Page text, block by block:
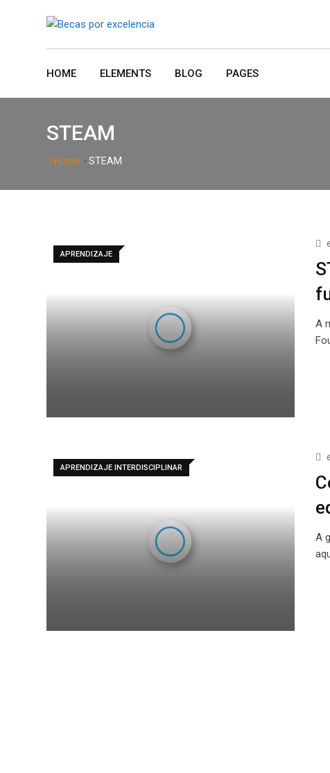
HOME ELEMENTS BLOG PAGES
STEAM
Home -STEAM
APRENDIZAJE
A
APRENDIZAJE INTERDISCIPLINAR
A